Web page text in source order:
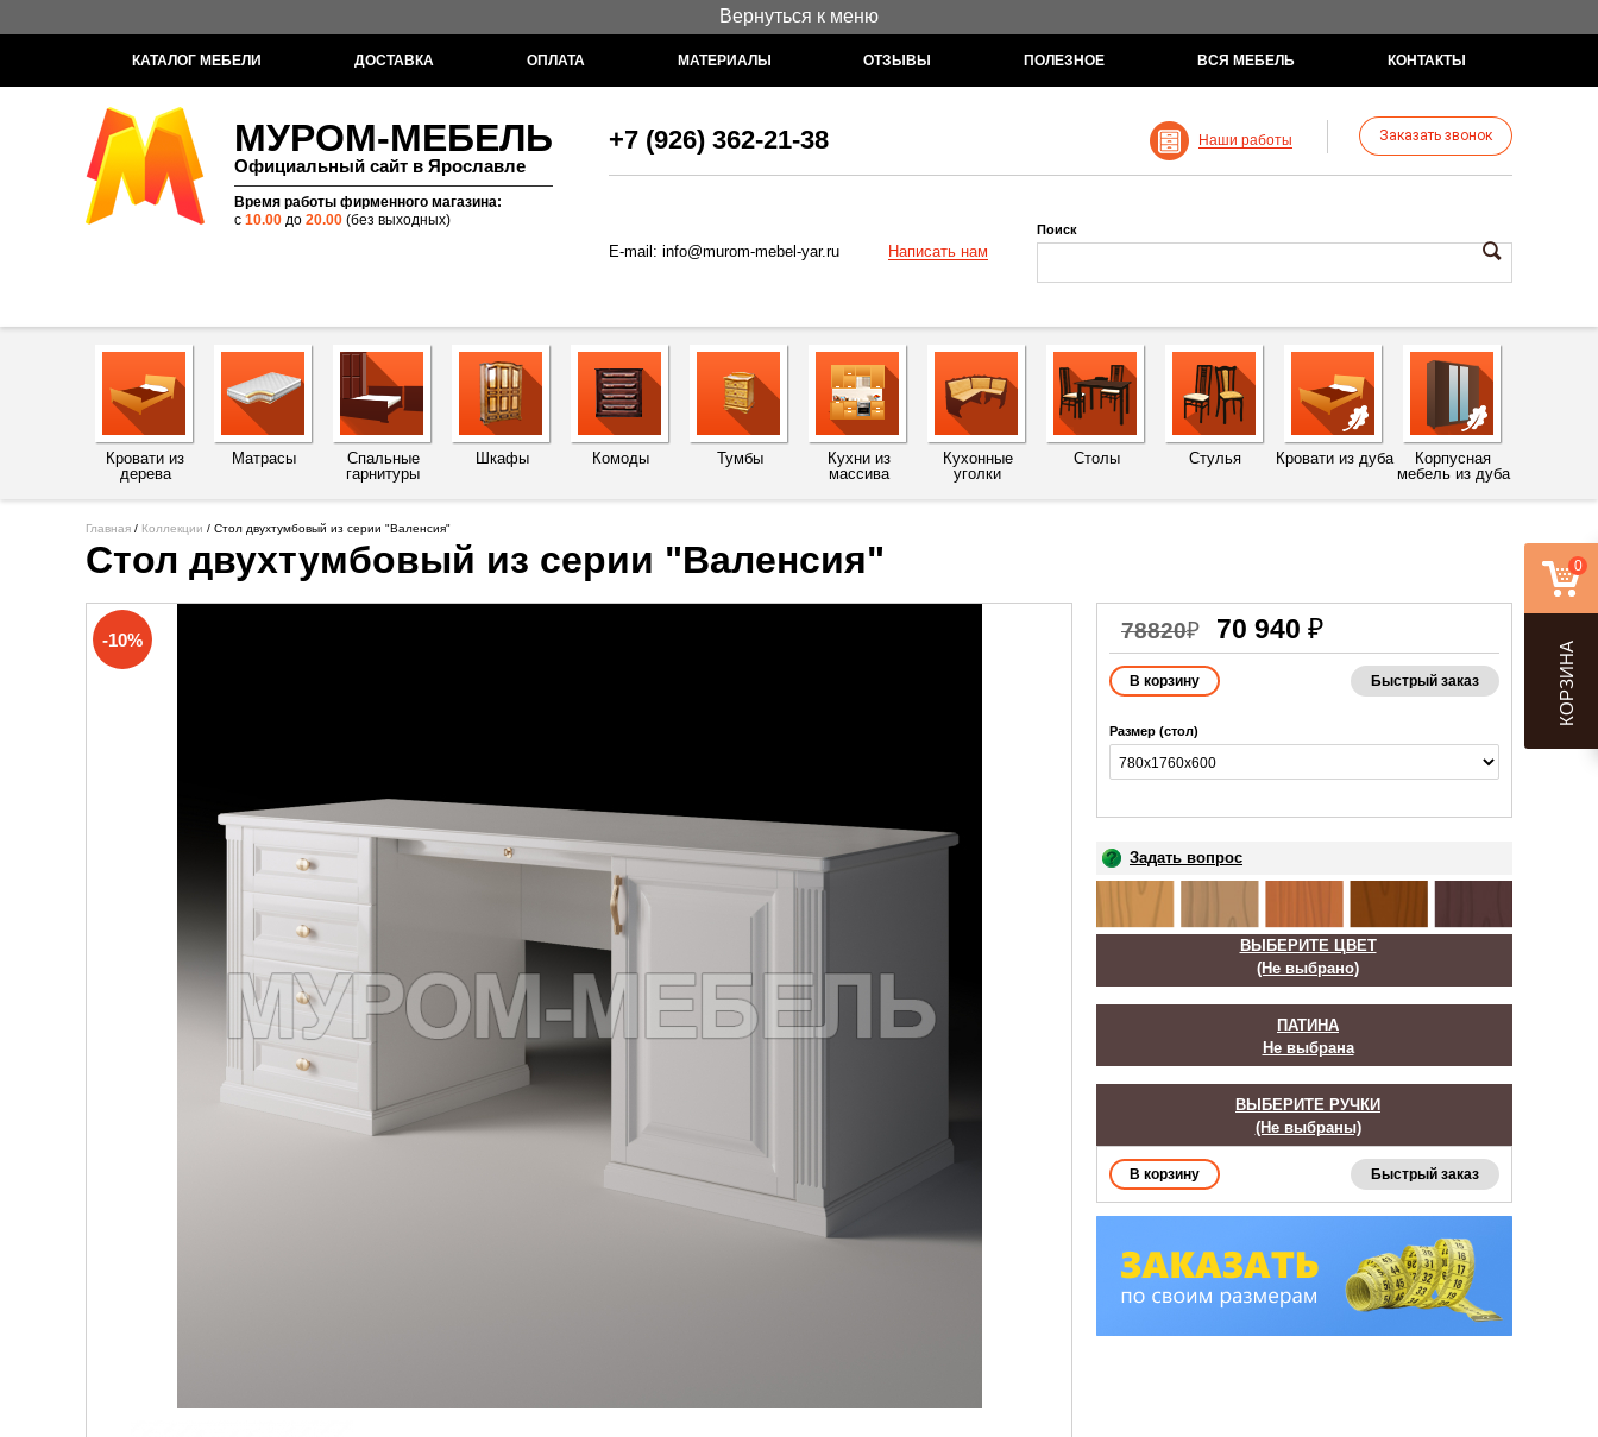
Вернуться к меню
КАТАЛОГ МЕБЕЛИ ДОСТАВКА ОПЛАТА МАТЕРИАЛЫ ОТЗЫВЫ ПОЛЕЗНОЕ ВСЯ МЕБЕЛЬ КОНТАКТЫ
МУРОМ-МЕБЕЛЬ
Официальный сайт в Ярославле
Время работы фирменного магазина:
с 10.00 до 20.00 (без выходных)
+7 (926) 362-21-38 Наши работы Заказать звонок
E-mail: info@murom-mebel-yar.ru Написать нам
Поиск
Кровати из
дерева
Матрасы
Спальные
гарнитуры
Шкафы Комоды Тумбы
Кухни из
массива
Кухонные
уголки
Столы Стулья Кровати из дуба
Корпусная
мебель из дуба
Главная / Коллекции / Стол двухтумбовый из серии "Валенсия"
Стол двухтумбовый из серии "Валенсия"
-10% 78820₽ 70 940 ₽
Быстрый заказ
Размер (стол)
Задать вопрос
ВЫБЕРИТЕ ЦВЕТ
(Не выбрано)
ПАТИНА
Не выбрана
ВЫБЕРИТЕ РУЧКИ
(Не выбраны)
Быстрый заказ
0
КОРЗИНА